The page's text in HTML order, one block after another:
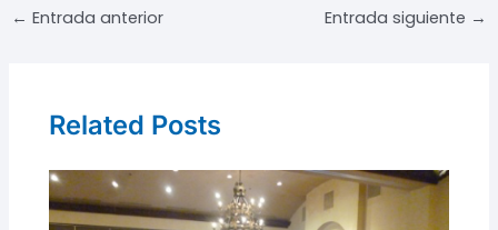
Navegación
← Entrada anterior Entrada siguiente →
Related Posts